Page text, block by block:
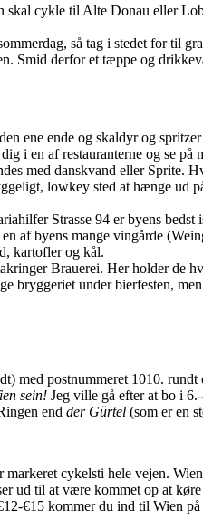
cykle til Alte Donau eller
så tag i stedet for til
Smid derfor et tæppe og
ene ende og skaldyr og
i en af restauranterne og se på
med danskvand eller Sprite.
lowkey sted at hænge ud
Strasse 94 er byens bedst
af byens mange vingårde
kartofler og kål.
Brauerei. Her holder de
under bierfesten,
med postnummeret 1010.
sein! Jeg ville gå efter at bo i
end der Gürtel (som er en
cykelsti hele vejen.
ud til at være kommet op at
€15 kommer du ind til Wien